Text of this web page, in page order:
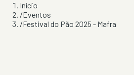
Início
/Eventos
/Festival do Pão 2025 - Mafra